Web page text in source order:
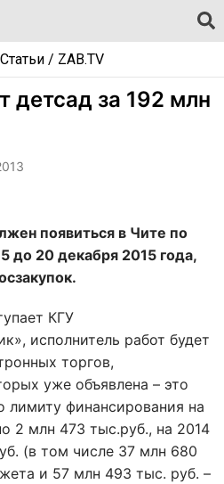
Статьи/ ZAB.TV
детсад за 192 млн
появиться в Чите по
до 20 декабря 2015 года,
КГУ
исполнитель работ будет
торгов,
уже объявлена – это
лимиту финансирования на
2 млн 473 тыс.руб., на 2014
(в том числе 37 млн 680
и 57 млн 493 тыс. руб. –